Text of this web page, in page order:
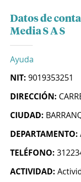
Datos de
Media S A S
Ayuda
NIT: 9019353251
DIRECCIÓN:
CIUDAD:
DEPARTAMENTO:
TELÉFONO:
ACTIVIDAD: